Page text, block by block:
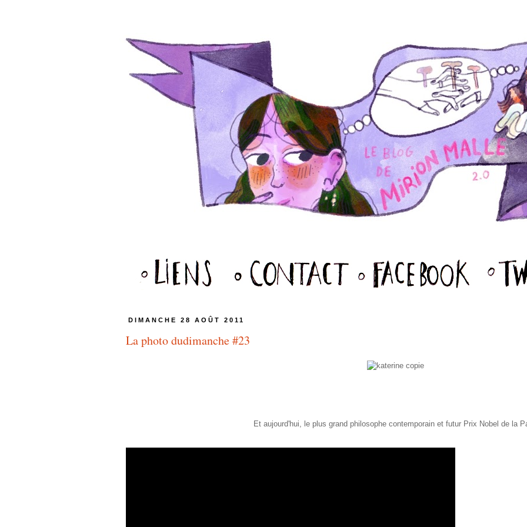
DIMANCHE 28 AOÛT 2011
La photo dudimanche #23
Et aujourd'hui, le plus grand philosophe contemporain et futur Prix Nobel de la